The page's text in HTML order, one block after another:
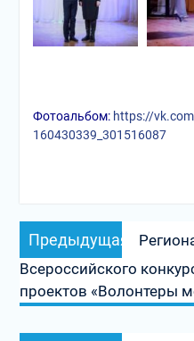
Фотоальбом: https://
160430339_301516087
Навигация
по
записям
Предыдущая
запись:
Всероссийского
проектов «Волонтеры